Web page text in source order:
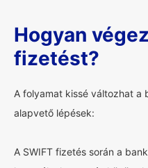
Hogyan
fizetést?
A folyamat kissé változhat a
alapvető lépések:
A SWIFT fizetés során a